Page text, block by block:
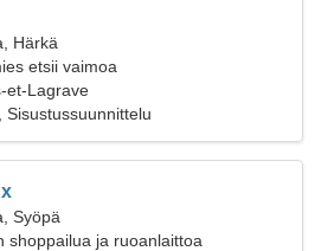
Härkä
etsii vaimoa
et-Lagrave
Sisustussuunnittelu
Syöpä
shoppailua ja ruoanlaittoa